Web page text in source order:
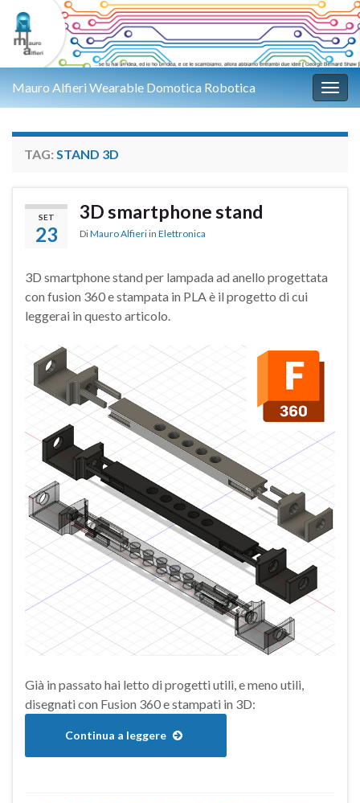
Mauro Alfieri Wearable Domotica Robotica
TAG: STAND 3D
SET
23
3D smartphone stand
DiMauro Alfieri in Elettronica
3D smartphone stand per lampada ad anello progettata
con fusion 360 e stampata in PLA è il progetto di cui
leggerai in questo articolo.
Già in passato hai letto di progetti utili, e meno utili,
disegnati con Fusion 360 e stampati in 3D:
Continua a leggere